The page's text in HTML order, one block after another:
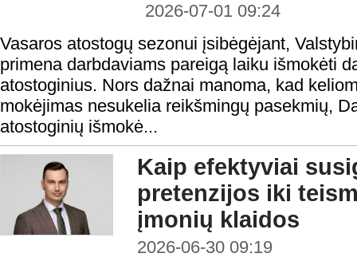
2026-07-01 09:24
Vasaros atostogų sezonui įsibėgėjant,
primena darbdaviams pareigą laiku išmokėti
atostoginius. Nors dažnai manoma, kad
mokėjimas nesukelia reikšmingų pasekmių,
atostoginių išmokė...
Kaip efektyviai
pretenzijos iki
įmonių klaidos
2026-06-30 09:19